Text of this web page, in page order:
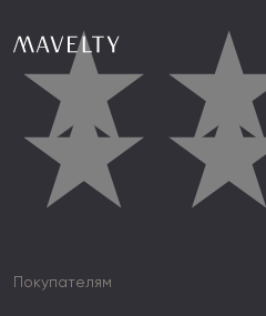
★
★
Покупателям